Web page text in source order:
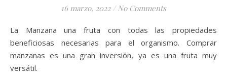
16 marzo, 2022 / No Comments
La Manzana una fruta con todas las propiedades
beneficiosas necesarias para el organismo. Comprar
manzanas es una gran inversión, ya es una fruta muy
versátil.